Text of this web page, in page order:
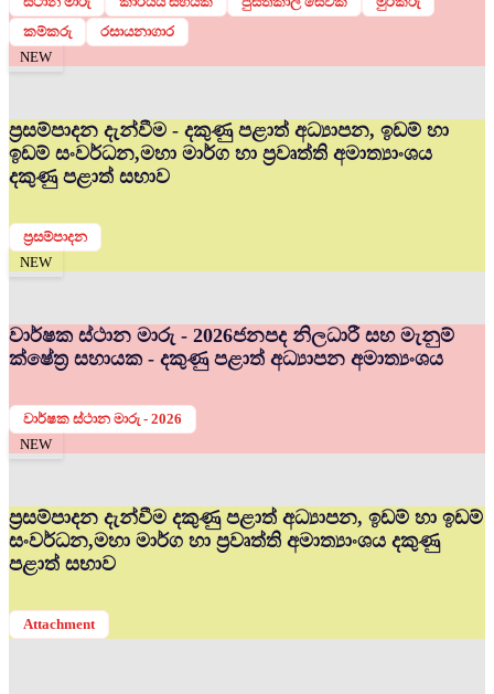
කම්කරු
රසායනාගාර
NEW
ප්‍රසම්පාදන දැන්වීම - දකුණු පළාත් අධ්‍යාපන, ඉඩම් හා
ඉඩම් සංවර්ධන,මහා මාර්ග හා ප්‍රවෘත්ති අමාත්‍යාංශය
දකුණු පළාත් සභාව
ප්‍රසම්පාදන
NEW
වාර්ෂක ස්ථාන මාරු - 2026ජනපද නිලධාරී සහ මැනුම්
ක්ෂේත්‍ර සහායක - දකුණු පළාත් අධ්‍යාපන අමාත්‍යංශය
වාර්ෂක ස්ථාන මාරු - 2026
NEW
ප්‍රසම්පාදන දැන්වීම දකුණු පළාත් අධ්‍යාපන, ඉඩම් හා ඉඩම්
සංවර්ධන,මහා මාර්ග හා ප්‍රවෘත්ති අමාත්‍යාංශය දකුණු
පළාත් සභාව
Attachment